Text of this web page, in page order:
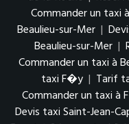
Commander un taxi
Beaulieu-sur-Mer |
Beaulieu-sur-Mer |
Commander un taxi à
taxi F�y | Tarif
Commander un taxi à
Devis taxi Saint-Jean-